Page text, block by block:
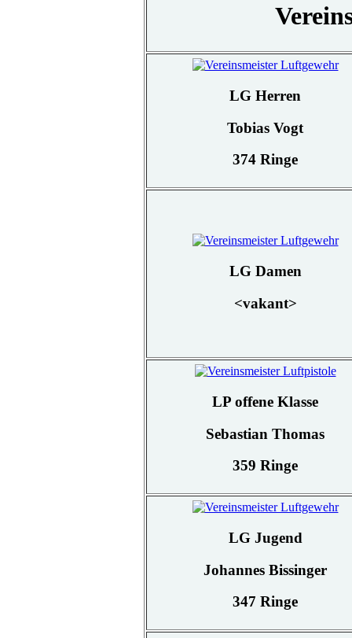
LG Herren
Tobias Vogt
374 Ringe
LG Damen
<vakant>
LP offene Klasse
Sebastian Thomas
359 Ringe
LG Jugend
Johannes Bissinger
347 Ringe